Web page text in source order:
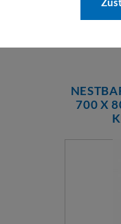
700 X